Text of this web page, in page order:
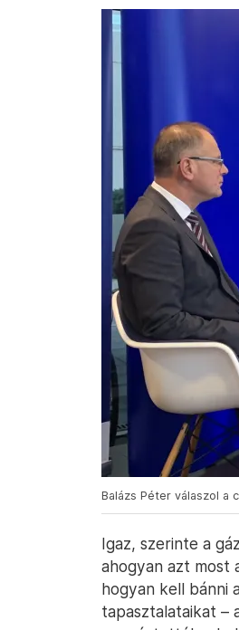
Balázs Péter válaszol a
Igaz, szerinte a
ahogyan azt most
hogyan kell bánni
tapasztalataikat –